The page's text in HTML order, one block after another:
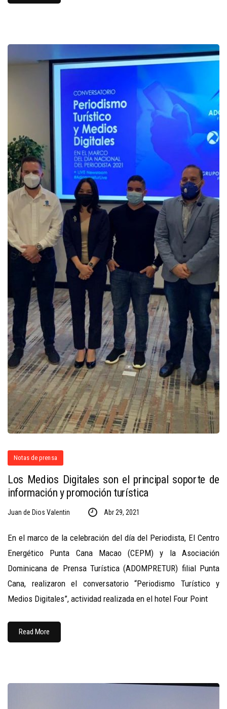
Notas de prensa
Los Medios Digitales son el principal soporte de
información y promoción turística
Juan de Dios Valentin Abr 29, 2021
En el marco de la celebración del día del Periodista, El Centro
Energético Punta Cana Macao (CEPM) y la Asociación
Dominicana de Prensa Turística (ADOMPRETUR) filial Punta
Cana, realizaron el conversatorio “Periodismo Turístico y
Medios Digitales”, actividad realizada en el hotel Four Point
Read More